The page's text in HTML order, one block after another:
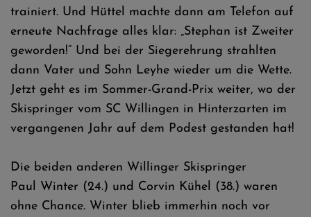
trainiert. Und Hüttel machte dann am Telefon auf
erneute Nachfrage alles klar: „Stephan ist Zweiter
geworden!“ Und bei der Siegerehrung strahlten
dann Vater und Sohn Leyhe wieder um die Wette.
Jetzt geht es im Sommer-Grand-Prix weiter, wo der
Skispringer vom SC Willingen in Hinterzarten im
vergangenen Jahr auf dem Podest gestanden hat!
Die beiden anderen Willinger Skispringer
Paul Winter (24.) und Corvin Kühel (38.) waren
ohne Chance. Winter blieb immerhin noch vor